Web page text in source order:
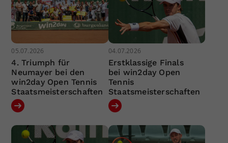
05.07.2026
4. Triumph für
Neumayer bei den
win2day Open Tennis
Staatsmeisterschaften
04.07.2026
Erstklassige Finals
bei win2day Open
Tennis
Staatsmeisterschaften